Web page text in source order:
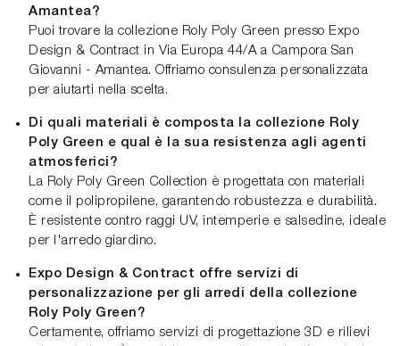
Amantea?
Puoi trovare la collezione Roly Poly Green presso Expo
Design & Contract in Via Europa 44/A a Campora San
Giovanni - Amantea. Offriamo consulenza personalizzata
per aiutarti nella scelta.
Di quali materiali è composta la collezione Roly
Poly Green e qual è la sua resistenza agli agenti
atmosferici?
La Roly Poly Green Collection è progettata con materiali
come il polipropilene, garantendo robustezza e durabilità.
È resistente contro raggi UV, intemperie e salsedine, ideale
per l'arredo giardino.
Expo Design & Contract offre servizi di
personalizzazione per gli arredi della collezione
Roly Poly Green?
Certamente, offriamo servizi di progettazione 3D e rilievi